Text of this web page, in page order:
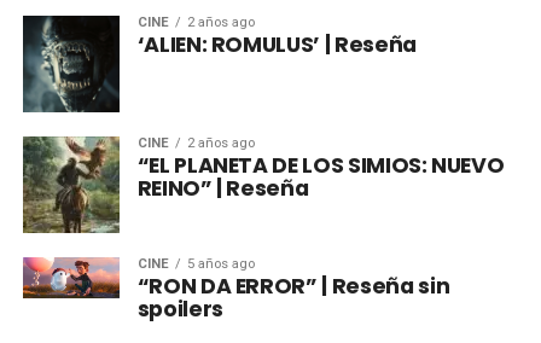
CINE 2 años ago
‘ALIEN: ROMULUS’ | Reseña
CINE 2 años ago
“EL PLANETA DE LOS SIMIOS: NUEVO
REINO” | Reseña
CINE 5 años ago
“RON DA ERROR” | Reseña sin
spoilers